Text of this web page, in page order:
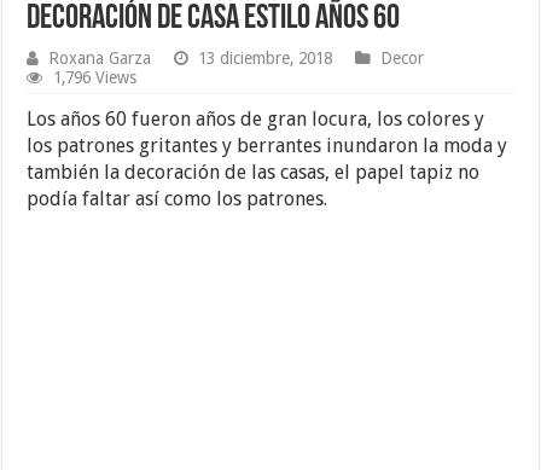
Decoración de Casa Estilo Años 60
Roxana Garza 13 diciembre, 2018
Decor
1,796 Views
Los años 60 fueron años de gran locura, los colores y
los patrones gritantes y berrantes inundaron la moda y
también la decoración de las casas, el papel tapiz no
podía faltar así como los patrones.